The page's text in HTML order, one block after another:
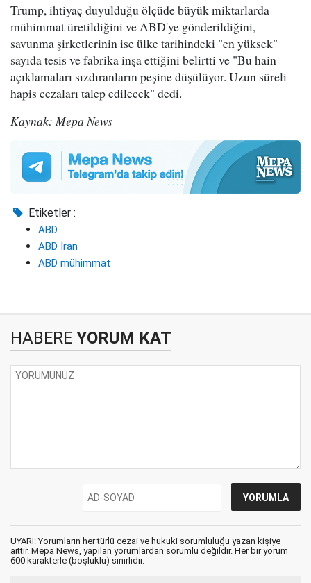
Trump, ihtiyaç duyulduğu ölçüde büyük miktarlarda
mühimmat üretildiğini ve ABD'ye gönderildiğini,
savunma şirketlerinin ise ülke tarihindeki "en yüksek"
sayıda tesis ve fabrika inşa ettiğini belirtti ve "Bu hain
açıklamaları sızdıranların peşine düşülüyor. Uzun süreli
hapis cezaları talep edilecek" dedi.
Kaynak: Mepa News
Etiketler :
ABD
ABD İran
ABD mühimmat
HABERE YORUM KAT
UYARI: Yorumların her türlü cezai ve hukuki sorumluluğu yazan kişiye
aittir. Mepa News, yapılan yorumlardan sorumlu değildir. Her bir yorum
600 karakterle (boşluklu) sınırlıdır.